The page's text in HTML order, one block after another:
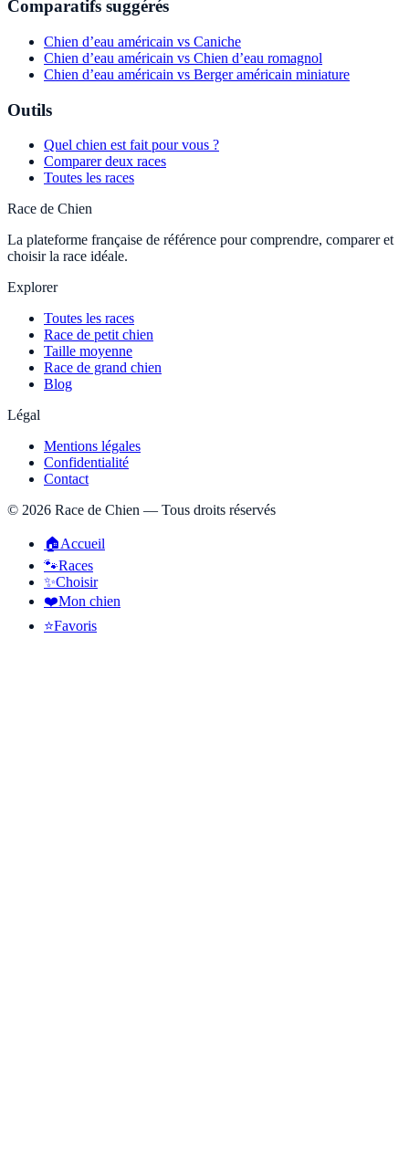
Comparatifs suggérés
Chien d’eau américain vs Caniche
Chien d’eau américain vs Chien d’eau romagnol
Chien d’eau américain vs Berger américain miniature
Outils
Quel chien est fait pour vous ?
Comparer deux races
Toutes les races
Race de Chien
La plateforme française de référence pour comprendre, comparer et
choisir la race idéale.
Explorer
Toutes les races
Race de petit chien
Taille moyenne
Race de grand chien
Blog
Légal
Mentions légales
Confidentialité
Contact
© 2026 Race de Chien — Tous droits réservés
🏠Accueil
🐾Races
✨Choisir
❤️Mon chien
⭐Favoris